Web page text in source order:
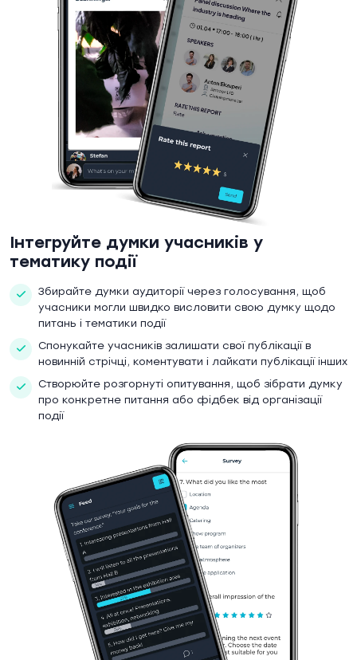
Інтегруйте думки учасників у
тематику події
Збирайте думки аудиторії через голосування, щоб
учасники могли швидко висловити свою думку щодо
питань і тематики події
Спонукайте учасників залишати свої публікації в
новинній стрічці, коментувати і лайкати публікації інших
Створюйте розгорнуті опитування, щоб зібрати думку
про конкретне питання або фідбек від організації
події